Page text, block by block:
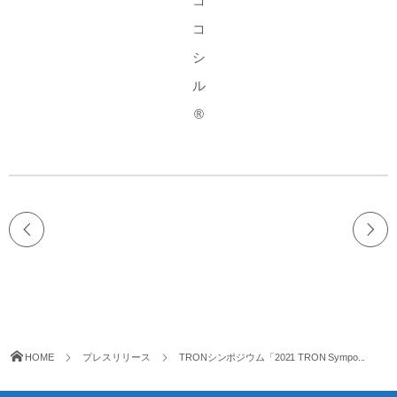
コ
シ
ル
®
HOME プレスリリース TRONシンポジウム「2021 TRON Sympo...